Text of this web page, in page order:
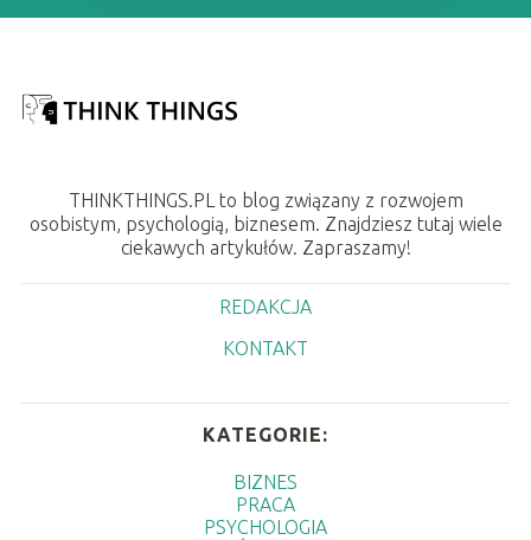
THINKTHINGS.PL to blog związany z rozwojem
osobistym, psychologią, biznesem. Znajdziesz tutaj wiele
ciekawych artykułów. Zapraszamy!
REDAKCJA
KONTAKT
KATEGORIE:
BIZNES
PRACA
PSYCHOLOGIA